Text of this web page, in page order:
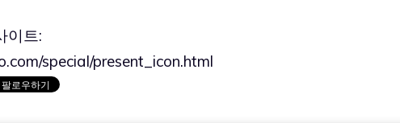
이트:
special/present_icon.html